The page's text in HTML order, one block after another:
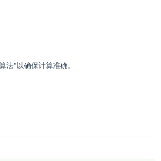
"以确保计算准确。